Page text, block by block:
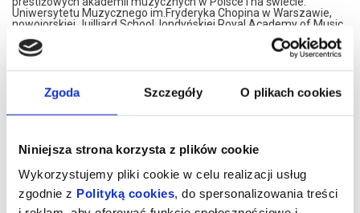
Zgoda Szczegóły O plikach cookies
Niniejsza strona korzysta z plików cookie
Wykorzystujemy pliki cookie w celu realizacji usług
zgodnie z Polityką cookies, do spersonalizowania treści
Uniwersytetu Muzycznego im.Fryderyka Chopina w Warszawie,
nowojorskiej Juilliard School, londyńskiej Royal Academy of Music,
Konserwatorium w Moskwie czy francuskiego Conservatoire de
Paris.
Nasi artyści przedstawiają własne interpretacje utworów
Jego kompozycje.
Artyści graja na znakomitym, koncertowym fortepianie Steinway,
Koncerty maja formę XIX spotkań muzycznych. Wnętrze,
inspirowane jest XIX wiekiem, stąd eleganckie, kryształowe
żyrandole i stylowe dodatki XIX wiecznych designerów. Sala
Koncertowa Fryderyk została uznana za najpiękniejszą sale
kameralną w Warszawie.